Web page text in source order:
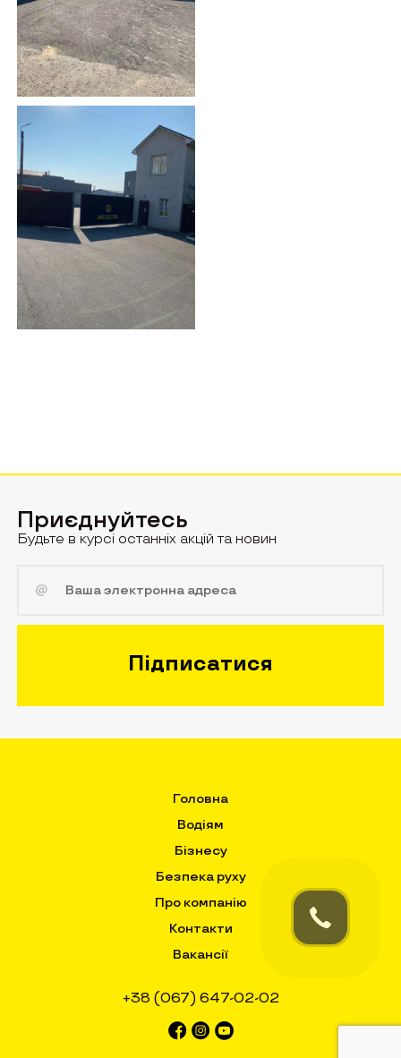
Приєднуйтесь
Будьте в курсі останніх акцій та новин
Головна
Водіям
Бізнесу
Безпека руху
Про компанію
Контакти
Вакансії
+38 (067) 647-02-02